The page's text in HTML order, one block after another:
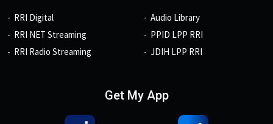
RRI Digital
RRI NET Streaming
RRI Radio Streaming
Audio Library
PPID LPP RRI
JDIH LPP RRI
Get My App